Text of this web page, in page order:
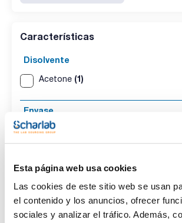
Esta página web usa cookies
Las cookies de este sitio web se usan
el contenido y los anuncios, ofrecer
sociales y analizar el tráfico. Además,
Características
Disolvente
Acetone (1)
Envase
Ampoule